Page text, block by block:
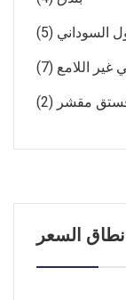
السوداني (5)
غير اللامع (7)
مقشر (2)
نطاق السعر